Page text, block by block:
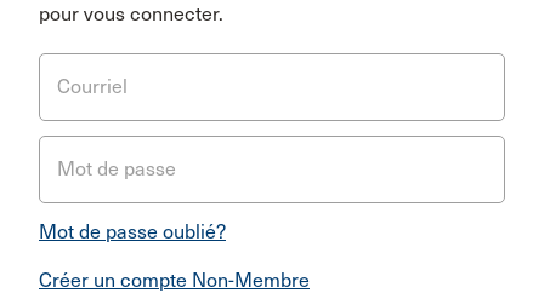
pour vous connecter.
Courriel
Mot de passe
Mot de passe oublié?
Créer un compte Non-Membre